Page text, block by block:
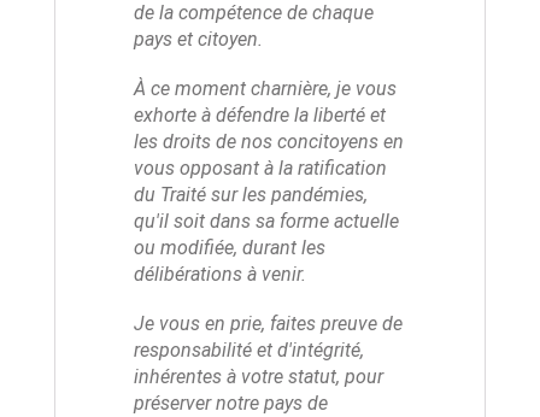
de la compétence de chaque
pays et citoyen.
À ce moment charnière, je vous
exhorte à défendre la liberté et
les droits de nos concitoyens en
vous opposant à la ratification
du Traité sur les pandémies,
qu'il soit dans sa forme actuelle
ou modifiée, durant les
délibérations à venir.
Je vous en prie, faites preuve de
responsabilité et d'intégrité,
inhérentes à votre statut, pour
préserver notre pays de